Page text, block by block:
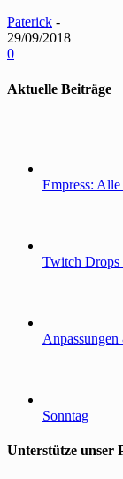
Paterick -
29/09/2018
0
Aktuelle Beiträge
Empress:
Twitch Drops
Sonntag
Unterstütze unser